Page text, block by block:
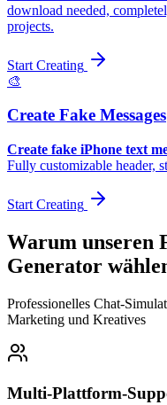
download needed,
projects.
Start Creating
🎨
Create Fake Messages
Create fake iPhone text
Fully customizable header,
Start Creating
Warum unseren
Generator
Professionelles Chat-
Marketing und Kreatives
Multi-Plattform-